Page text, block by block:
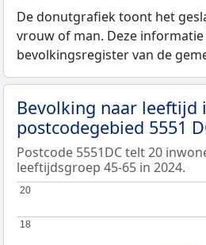
De donutgrafiek toont het
vrouw of man. Deze
bevolkingsregister van de
Bevolking naar leeftijd
postcodegebied 5551
Postcode 5551DC telt 20
leeftijdsgroep 45-65 in 2024.
18
18
20
20